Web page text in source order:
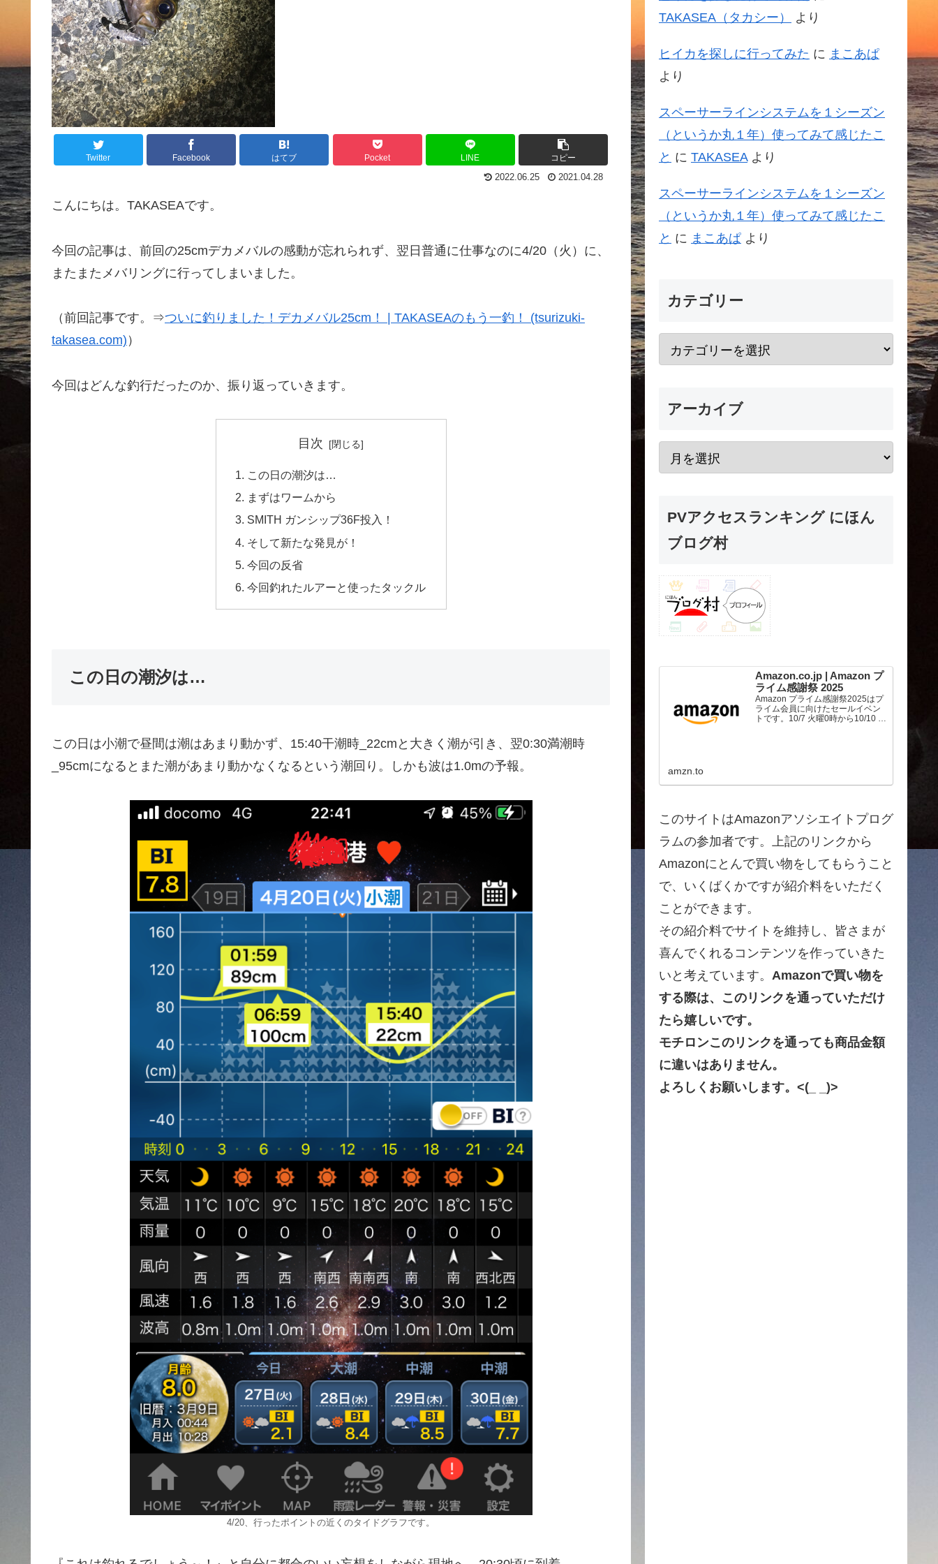
Twitter Facebook はてブ Pocket LINE コピー
2022.06.25 2021.04.28
こんにちは。TAKASEAです。
今回の記事は、前回の25cmデカメバルの感動が忘れられず、翌日普通に仕事なのに4/20（火）に、
またまたメバリングに行ってしまいました。
（前回記事です。⇒ついに釣りました！デカメバル25cm！ | TAKASEAのもう一釣！ (tsurizuki-
takasea.com) ）
今回はどんな釣行だったのか、振り返っていきます。
目次
この日の潮汐は…
まずはワームから
SMITH ガンシップ36F投入！
そして新たな発見が！
今回の反省
今回釣れたルアーと使ったタックル
この日の潮汐は…
この日は小潮で昼間は潮はあまり動かず、15:40干潮時_22cmと大きく潮が引き、翌0:30満潮時
_95cmになるとまた潮があまり動かなくなるという潮回り。しかも波は1.0mの予報。
4/20、行ったポイントの近くのタイドグラフです。
TAKASEA（タカシー）
より
ヒイカを探しに行ってみた に まこあぱ
より
スペーサーラインシステムを１シーズン
（というか丸１年）使ってみて感じたこ
と に TAKASEAより
スペーサーラインシステムを１シーズン
（というか丸１年）使ってみて感じたこ
と に まこあぱ より
カテゴリー
アーカイブ
PVアクセスランキング にほん
ブログ村
Amazon.co.jp | Amazon プ
ライム感謝祭 2025
Amazon プライム感謝祭2025はプ
ライム会員に向けたセールイベン
トです。10/7 火曜0時から10/10 金
amzn.to
このサイトはAmazonアソシエイトプログ
ラムの参加者です。上記のリンクから
Amazonにとんで買い物をしてもらうこと
で、いくばくかですが紹介料をいただく
ことができます。
その紹介料でサイトを維持し、皆さまが
喜んでくれるコンテンツを作っていきた
いと考えています。 Amazonで買い物を
する際は、このリンクを通っていただけ
たら嬉しいです。
モチロンこのリンクを通っても商品金額
に違いはありません。
よろしくお願いします。<(_ _)>